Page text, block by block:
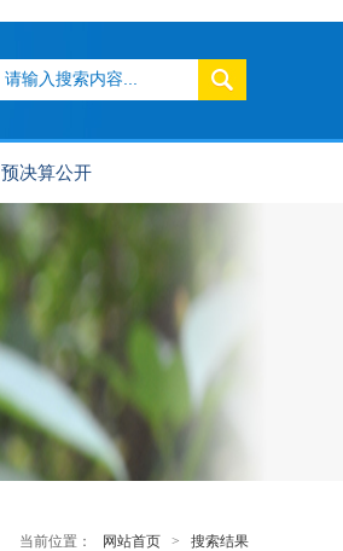
预决算公开
当前位置： 网站首页 > 搜索结果